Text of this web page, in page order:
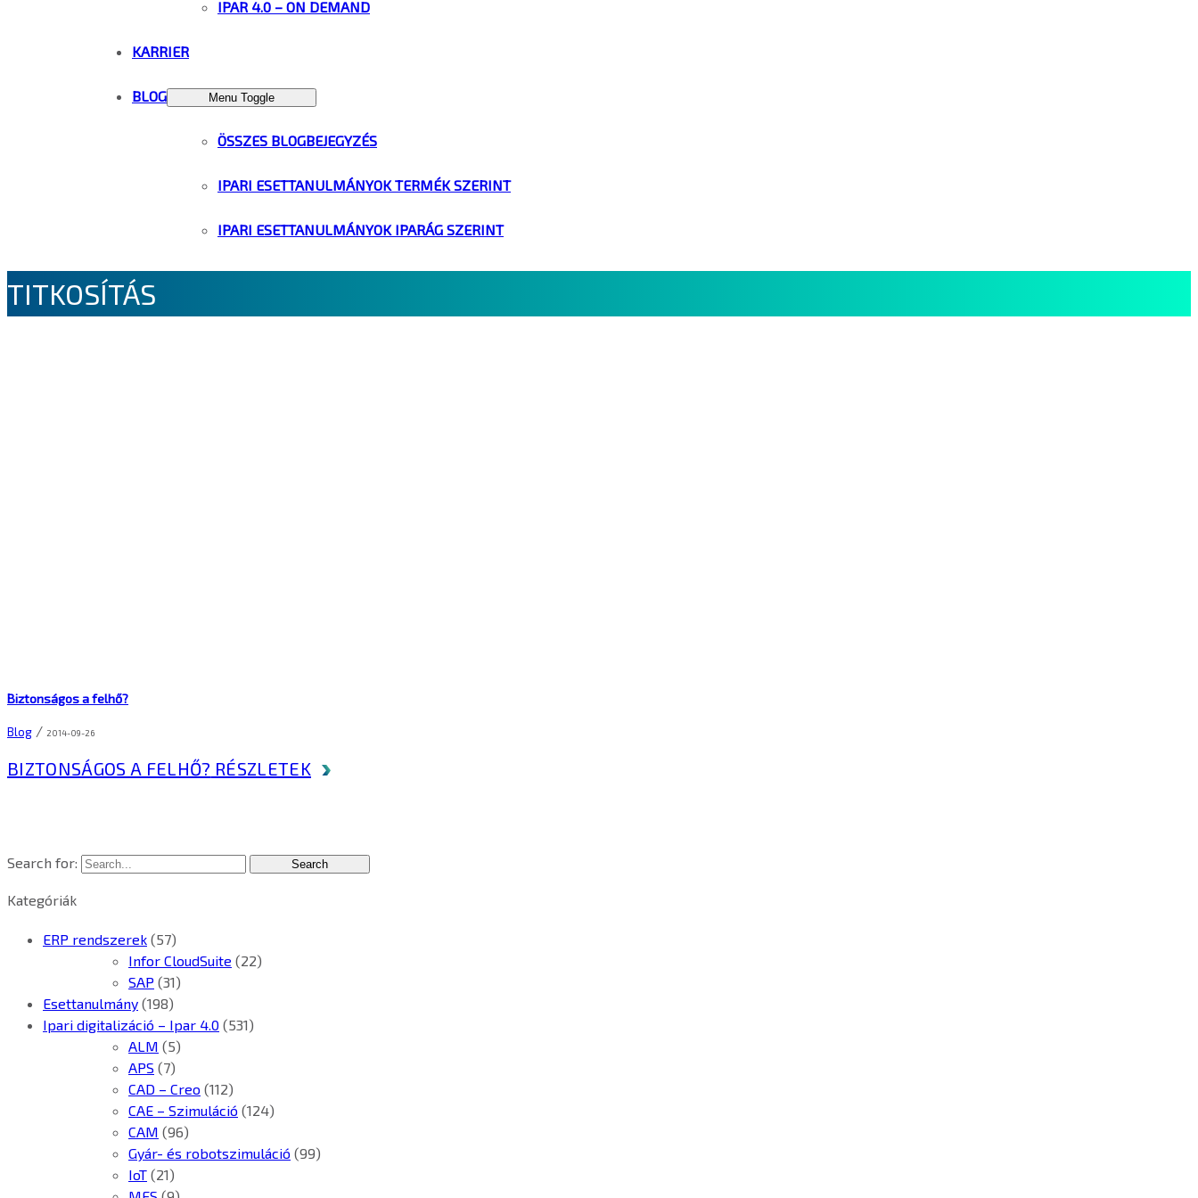
IPAR 4.0 – ON DEMAND
KARRIER
BLOG Menu Toggle
ÖSSZES BLOGBEJEGYZÉS
IPARI ESETTANULMÁNYOK TERMÉK SZERINT
IPARI ESETTANULMÁNYOK IPARÁG SZERINT
TITKOSÍTÁS
Biztonságos a felhő?
Blog / 2014-09-26
BIZTONSÁGOS A FELHŐ? RÉSZLETEK
Search for:
Kategóriák
ERP rendszerek (57)
Infor CloudSuite (22)
SAP (31)
Esettanulmány (198)
Ipari digitalizáció – Ipar 4.0 (531)
ALM (5)
APS (7)
CAD – Creo (112)
CAE – Szimuláció (124)
CAM (96)
Gyár- és robotszimuláció (99)
IoT (21)